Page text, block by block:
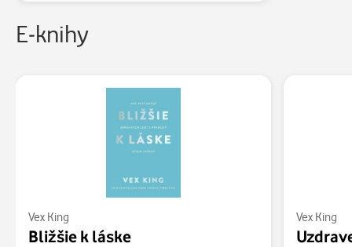
E-knihy
Vex King
Bližšie k láske
Vex King